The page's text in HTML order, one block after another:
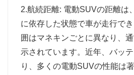
2.航続距離: 電動SUVの距離は
に依存した状態で車が走行で
囲はマネキンごとに異なり、
示されています。近年、バッ
り、多くの電動SUVの性能は